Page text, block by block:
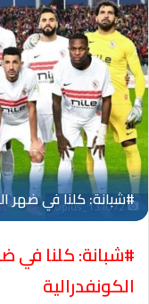
Oplus_131072
#شبانة: كلنا في
الكونفدرالية